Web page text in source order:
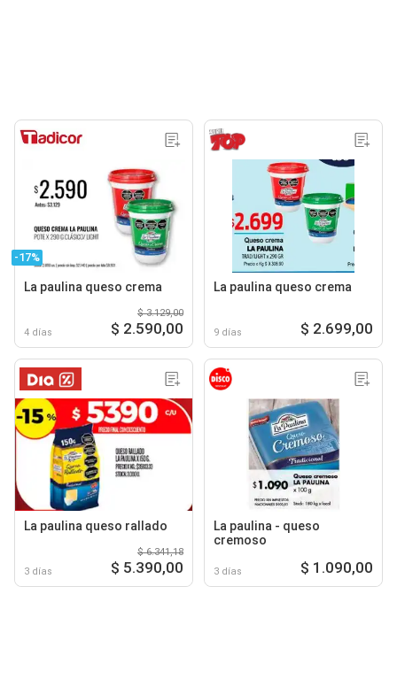
-17%
La paulina queso crema
4 días
$ 3.129,00
$ 2.590,00
La paulina queso crema
9 días $ 2.699,00
La paulina queso rallado
3 días
$ 6.341,18
$ 5.390,00
La paulina - queso
cremoso
3 días $ 1.090,00